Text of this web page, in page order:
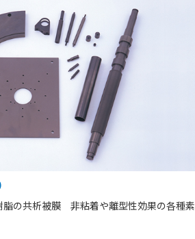
脂の共析被膜 非粘着や離型性効果の各種素